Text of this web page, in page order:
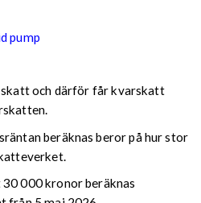
pump
och därför får kvarskatt
beräknas beror på hur stor
000 kronor beräknas